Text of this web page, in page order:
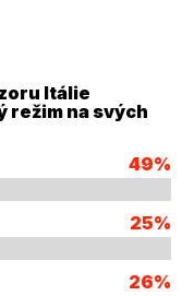
Itálie
režim na svých
49%
25%
26%